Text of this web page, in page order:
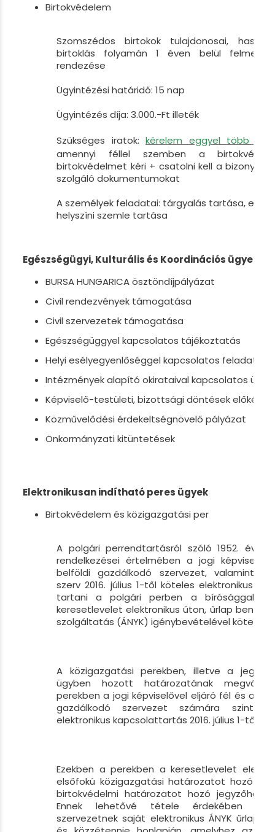
Birtokvédelem
Szomszédos birtokok tulajdonosai,
birtoklás folyamán 1 éven belül
rendezése
Ügyintézési határidő: 15 nap
Ügyintézés díja: 3.000.-Ft illeték
Szükséges iratok: kérelem eggyel több
amennyi féllel szemben a
birtokvédelmet kéri + csatolni kell a
szolgáló dokumentumokat
A személyek feladatai: tárgyalás tartása,
helyszíni szemle tartása
Egészségügyi, Kulturális és Koordinációs ügyek
BURSA HUNGARICA ösztöndíjpályázat
Civil rendezvények támogatása
Civil szervezetek támogatása
Egészségüggyel kapcsolatos tájékoztatás
Helyi esélyegyenlőséggel kapcsolatos feladatok
Intézmények alapító okirataival kapcsolatos
Képviselő-testületi, bizottsági döntések
Közművelődési érdekeltségnövelő pályázat
Önkormányzati kitüntetések
Elektronikusan indítható peres ügyek
Birtokvédelem és közigazgatási per
A polgári perrendtartásról szóló 1952. évi
rendelkezései értelmében a jogi
belföldi gazdálkodó szervezet, valamint a
szerv 2016. július 1-től köteles elektronikus
tartani a polgári perben a bírósággal. E
keresetlevelet elektronikus úton, űrlap
szolgáltatás (ÁNYK) igénybevételével
A közigazgatási perekben, illetve a jegyző
ügyben hozott határozatának
perekben a jogi képviselővel eljáró fél és a
gazdálkodó szervezet számára
elektronikus kapcsolattartás 2016. július 1-től.
Ezekben a perekben a keresetlevelet
elsőfokú közigazgatási határozatot hozó
birtokvédelmi határozatot hozó jegyzőhöz
Ennek lehetővé tétele érdekében
szervezetnek saját elektronikus ÁNYK űrlapot